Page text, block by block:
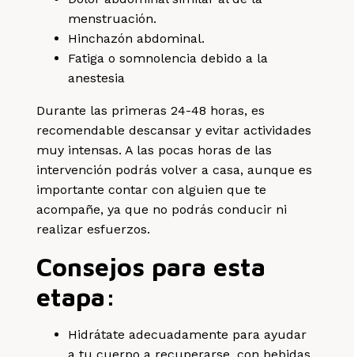
menstruación.
Hinchazón abdominal.
Fatiga o somnolencia debido a la
anestesia
Durante las primeras 24-48 horas, es
recomendable descansar y evitar actividades
muy intensas. A las pocas horas de las
intervención podrás volver a casa, aunque es
importante contar con alguien que te
acompañe, ya que no podrás conducir ni
realizar esfuerzos.
Consejos para esta
etapa:
Hidrátate adecuadamente para ayudar